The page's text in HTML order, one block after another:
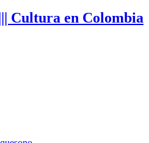
Cultura en Colombia